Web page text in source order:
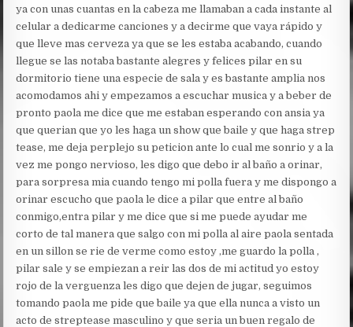
ya con unas cuantas en la cabeza me llamaban a cada instante al
celular a dedicarme canciones y a decirme que vaya rápido y
que lleve mas cerveza ya que se les estaba acabando, cuando
llegue se las notaba bastante alegres y felices pilar en su
dormitorio tiene una especie de sala y es bastante amplia nos
acomodamos ahi y empezamos a escuchar musica y a beber de
pronto paola me dice que me estaban esperando con ansia ya
que querian que yo les haga un show que baile y que haga strep
tease, me deja perplejo su peticion ante lo cual me sonrio y a la
vez me pongo nervioso, les digo que debo ir al baño a orinar,
para sorpresa mia cuando tengo mi polla fuera y me dispongo a
orinar escucho que paola le dice a pilar que entre al baño
conmigo,entra pilar y me dice que si me puede ayudar me
corto de tal manera que salgo con mi polla al aire paola sentada
en un sillon se rie de verme como estoy ,me guardo la polla ,
pilar sale y se empiezan a reir las dos de mi actitud yo estoy
rojo de la verguenza les digo que dejen de jugar, seguimos
tomando paola me pide que baile ya que ella nunca a visto un
acto de streptease masculino y que seria un buen regalo de